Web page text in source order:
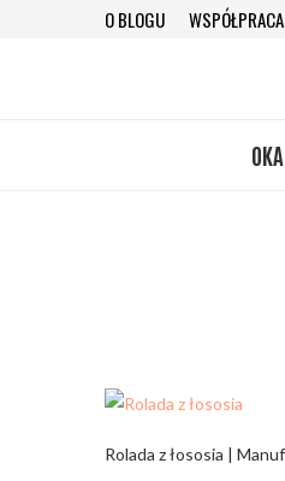
O BLOGU WSPÓŁPRACA
Rolada z łososia |